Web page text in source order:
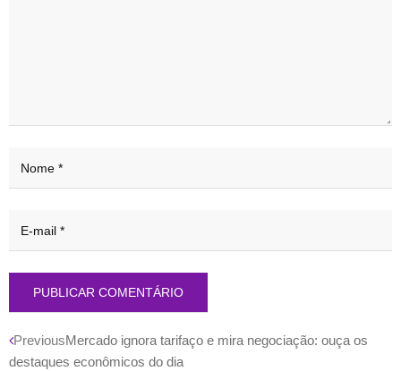
PreviousMercado ignora tarifaço e mira negociação: ouça os
destaques econômicos do dia